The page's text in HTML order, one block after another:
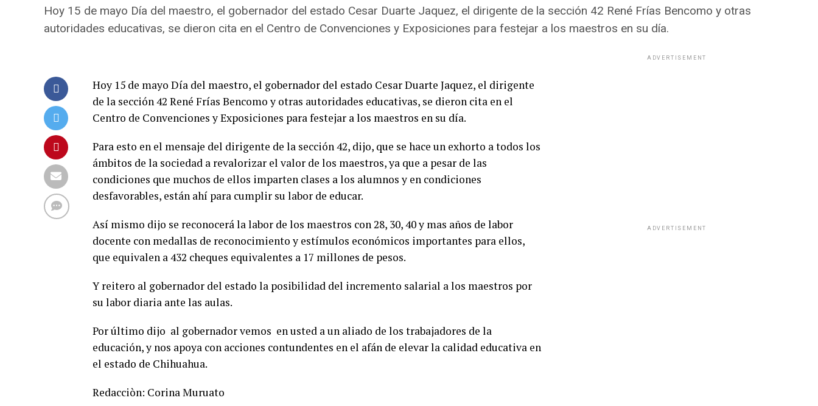
Hoy 15 de mayo Día del maestro, el gobernador del estado Cesar Duarte Jaquez, el dirigente de la sección 42 René Frías Bencomo y otras
autoridades educativas, se dieron cita en el Centro de Convenciones y Exposiciones para festejar a los maestros en su día.
Hoy 15 de mayo Día del maestro, el gobernador del estado Cesar Duarte Jaquez, el dirigente
de la sección 42 René Frías Bencomo y otras autoridades educativas, se dieron cita en el
Centro de Convenciones y Exposiciones para festejar a los maestros en su día.
Para esto en el mensaje del dirigente de la sección 42, dijo, que se hace un exhorto a todos los
ámbitos de la sociedad a revalorizar el valor de los maestros, ya que a pesar de las
condiciones que muchos de ellos imparten clases a los alumnos y en condiciones
desfavorables, están ahí para cumplir su labor de educar.
Así mismo dijo se reconocerá la labor de los maestros con 28, 30, 40 y mas años de labor
docente con medallas de reconocimiento y estímulos económicos importantes para ellos,
que equivalen a 432 cheques equivalentes a 17 millones de pesos.
Y reitero al gobernador del estado la posibilidad del incremento salarial a los maestros por
su labor diaria ante las aulas.
Por último dijo al gobernador vemos en usted a un aliado de los trabajadores de la
educación, y nos apoya con acciones contundentes en el afán de elevar la calidad educativa en
el estado de Chihuahua.
Redacciòn: Corina Muruato
ADVERTISEMENT
ADVERTISEMENT